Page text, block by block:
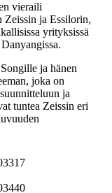
vieraili
Zeissin ja Essilorin,
yrityksissä
ja hänen
joka on
ja
tuntea Zeissin eri